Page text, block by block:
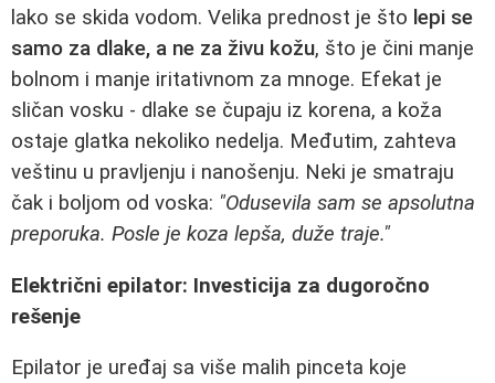
lako se skida vodom. Velika prednost je što lepi se
samo za dlake, a ne za živu kožu, što je čini manje
bolnom i manje iritativnom za mnoge. Efekat je
sličan vosku - dlake se čupaju iz korena, a koža
ostaje glatka nekoliko nedelja. Međutim, zahteva
veštinu u pravljenju i nanošenju. Neki je smatraju
čak i boljom od voska: "Odusevila sam se apsolutna
preporuka. Posle je koza lepša, duže traje."
Električni epilator: Investicija za dugoročno
rešenje
Epilator je uređaj sa više malih pinceta koje